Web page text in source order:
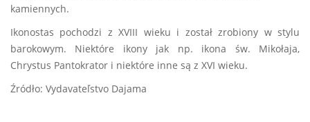
kamiennych.
Ikonostas pochodzi z XVIII wieku i został zrobiony w stylu
barokowym. Niektóre ikony jak np. ikona św. Mikołaja,
Chrystus Pantokrator i niektóre inne są z XVI wieku.
Źródło: Vydavateľstvo Dajama